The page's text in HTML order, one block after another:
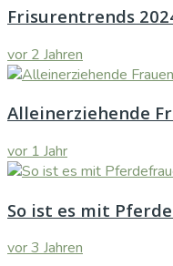
Frisurentrends
vor 2 Jahren
Alleinerziehende
vor 1 Jahr
So ist es mit
vor 3 Jahren